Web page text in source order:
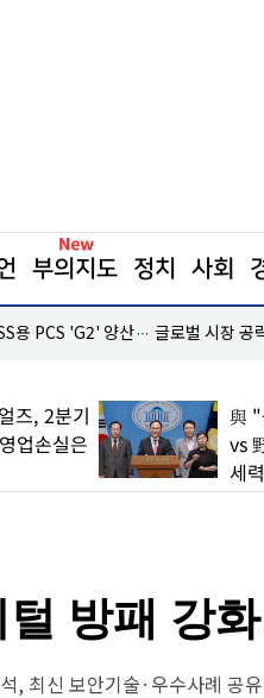
부의지도 정치 사회
용 PCS 'G2' 양산… 글로벌 시장 공
즈, 2분기
업손실은
與 "
vs
세
털 방패 강
, 최신 보안기술·우수사례 공유